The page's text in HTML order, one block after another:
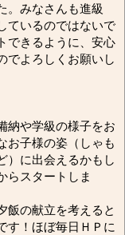
。みなさんも進級
ているのではないで
できるように、安心
でよろしくお願いし
納や学級の様子をお
お子様の姿（しゃも
）に出会えるかもし
らスタートしま
飯の献立を考えると
す！ほぼ毎日ＨＰに